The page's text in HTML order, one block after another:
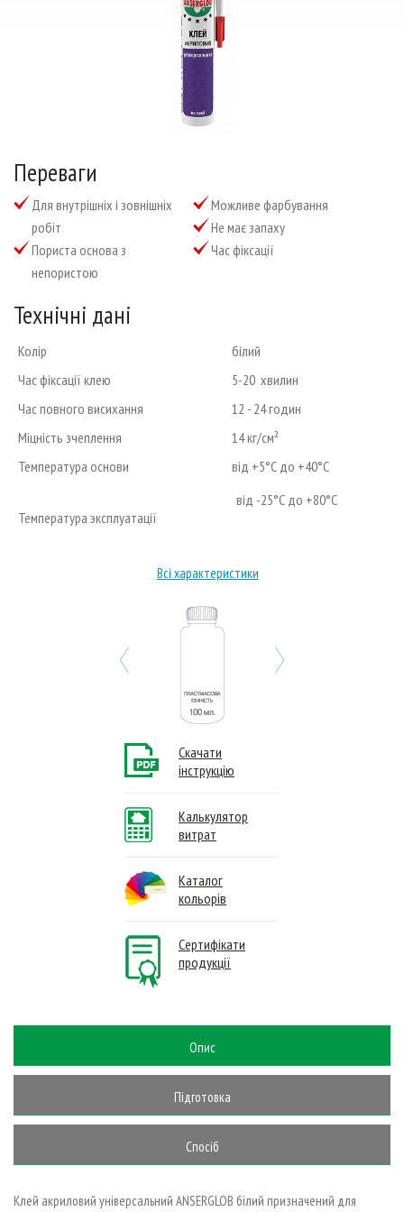
Тел./факс: (0552) 41-93-00; 41-93-23
admin@anserglob.com.ua
Переваги
для внутрішніх і зовнішніх
робіт
можливе фарбування
не має запаху
пориста основа з
непористою
час фіксації
Технічні дані
Колір
білий
Час фіксації клею
5-20 хвилин
Час повного висихання
12 - 24 годин
Міцність зчеплення
14 кг/cм²
Температура основи
від +5°С до +40°С
Температура эксплуатації
від -25°С до +80°С
Всі характеристики
Previous Next
Скачати
інструкцію
Калькулятор
витрат
Каталог
кольорів
Сертифікати
продукції
Опис
Підготовка
основи
Спосіб
Клей акриловий універсальний ANSERGLOB білий призначений для